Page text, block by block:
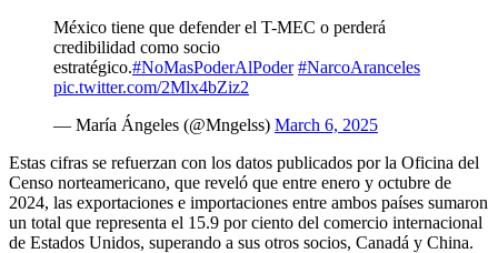
México tiene que defender el T-MEC o perderá
credibilidad como socio
estratégico.#NoMasPoderAlPoder #NarcoAranceles
pic.twitter.com/2Mlx4bZiz2
— María Ángeles (@Mngelss) March 6, 2025
Estas cifras se refuerzan con los datos publicados por la Oficina del
Censo norteamericano, que reveló que entre enero y octubre de
2024, las exportaciones e importaciones entre ambos países sumaron
un total que representa el 15.9 por ciento del comercio internacional
de Estados Unidos, superando a sus otros socios, Canadá y China.